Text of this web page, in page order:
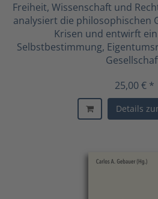
Freiheit, Wissenschaft und
analysiert die philosophischen
Krisen und entwirft
Selbstbestimmung,
25,00 € *
Details